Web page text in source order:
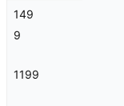
149
9
1199